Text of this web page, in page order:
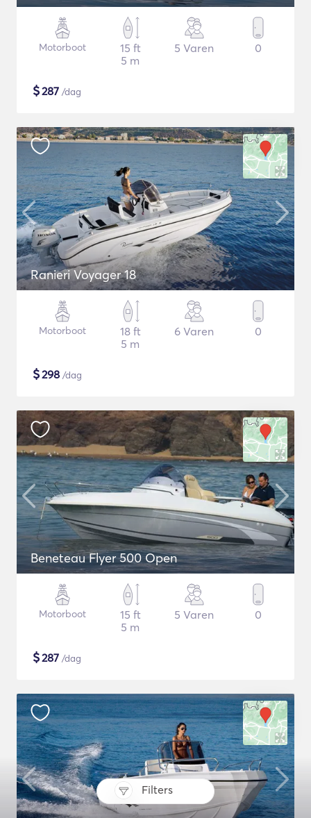
Filters
Motorboot
15 ft
5 m
5 Varen 0
$287 /dag
Ranieri Voyager 18
Motorboot
18 ft
5 m
6 Varen 0
$298 /dag
Beneteau Flyer 500 Open
Motorboot
15 ft
5 m
5 Varen 0
$287 /dag